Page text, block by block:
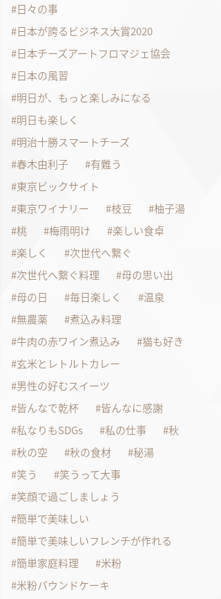
日々の事
日本が誇るビジネス大賞2020
日本チーズアートフロマジェ協会
日本の風習
明日が、もっと楽しみになる
明日も楽しく
明治十勝スマートチーズ
春木由利子
有難う
東京ビックサイト
東京ワイナリー
枝豆
柚子湯
桃
梅雨明け
楽しい食卓
楽しく
次世代へ繋ぐ
次世代へ繋ぐ料理
母の思い出
母の日
毎日楽しく
温泉
無農薬
煮込み料理
牛肉の赤ワイン煮込み
猫も好き
玄米とレトルトカレー
男性の好むスイーツ
皆んなで乾杯
皆んなに感謝
私なりもSDGs
私の仕事
秋
秋の空
秋の食材
秘湯
笑う
笑うって大事
笑顔で過ごしましょう
簡単で美味しい
簡単で美味しいフレンチが作れる
簡単家庭料理
米粉
米粉パウンドケーキ